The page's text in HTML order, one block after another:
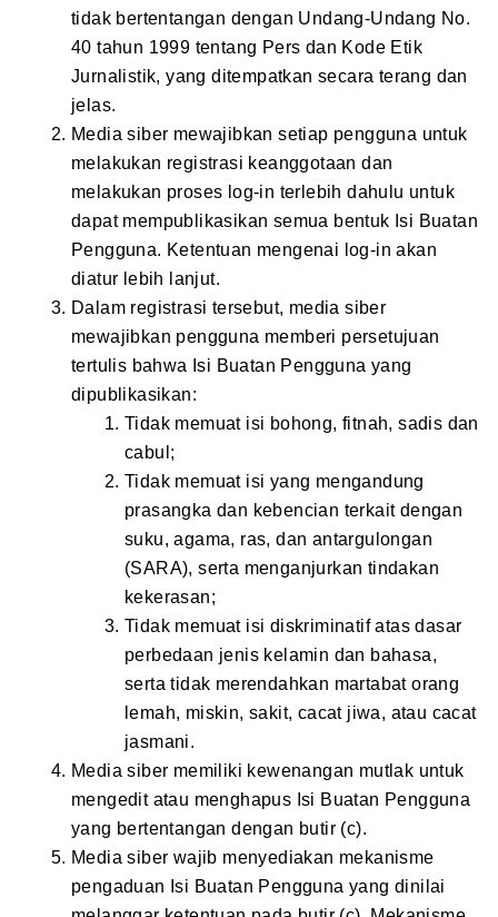
tidak bertentangan dengan Undang-Undang No.
40 tahun 1999 tentang Pers dan Kode Etik
Jurnalistik, yang ditempatkan secara terang dan
jelas.
Media siber mewajibkan setiap pengguna untuk
melakukan registrasi keanggotaan dan
melakukan proses log-in terlebih dahulu untuk
dapat mempublikasikan semua bentuk Isi Buatan
Pengguna. Ketentuan mengenai log-in akan
diatur lebih lanjut.
Dalam registrasi tersebut, media siber
mewajibkan pengguna memberi persetujuan
tertulis bahwa Isi Buatan Pengguna yang
dipublikasikan:
Tidak memuat isi bohong, fitnah, sadis dan
cabul;
Tidak memuat isi yang mengandung
prasangka dan kebencian terkait dengan
suku, agama, ras, dan antargulongan
(SARA), serta menganjurkan tindakan
kekerasan;
Tidak memuat isi diskriminatif atas dasar
perbedaan jenis kelamin dan bahasa,
serta tidak merendahkan martabat orang
lemah, miskin, sakit, cacat jiwa, atau cacat
jasmani.
Media siber memiliki kewenangan mutlak untuk
mengedit atau menghapus Isi Buatan Pengguna
yang bertentangan dengan butir (c).
Media siber wajib menyediakan mekanisme
pengaduan Isi Buatan Pengguna yang dinilai